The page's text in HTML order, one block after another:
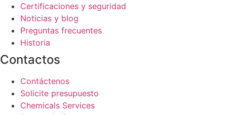
Certificaciones y seguridad
Noticias y blog
Preguntas frecuentes
Historia
Contactos
Contáctenos
Solicite presupuesto
Chemicals Services